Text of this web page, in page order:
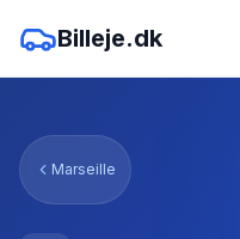
Billeje.dk
Marseille